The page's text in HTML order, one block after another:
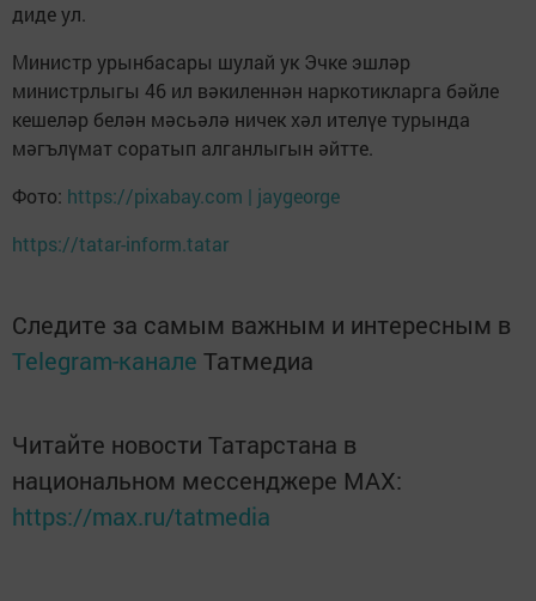
диде ул.
Министр урынбасары шулай ук Эчке эшләр
министрлыгы 46 ил вәкиленнән наркотикларга бәйле
кешеләр белән мәсьәлә ничек хәл ителүе турында
мәгълүмат соратып алганлыгын әйтте.
Фото: https://pixabay.com | jaygeorge
https://tatar-inform.tatar
Следите за самым важным и интересным в
Telegram-канале Татмедиа
Читайте новости Татарстана в
национальном мессенджере MАХ:
https://max.ru/tatmedia